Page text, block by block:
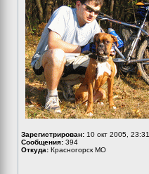
Зарегистрирован: 10 окт 2005, 23:31
Сообщения: 394
Откуда: Красногорск МО